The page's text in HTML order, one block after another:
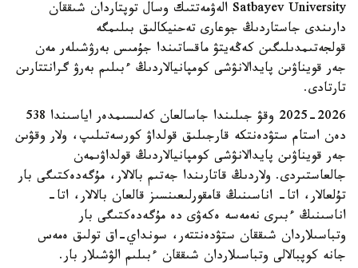
Satbayev University الەۋمەتتىك وسال توپتاردان شىققان
دارىندى جاستاردىڭ جوعارى تەحنيكالىق بىلىمگە
قولجەتىمدىلىگىن كەڭەيتۋ ماقساتىندا جۇمىس بەرۋشىلەر مەن
جەر قويناۋىن پايدالانۋشى كومپانيالاردىڭ ءبىلىم بەرۋ گرانتتارىن
تارتادى.
2025-2026 وقۋ جىلىندا جاسالعان كەلىسىمدەر اياسىندا 538
دەن استام ستۋدەنتكە قارجىلىق قولداۋ كورسەتىلىپ، ولار وقۋىن
جەر قويناۋىن پايدالانۋشى كومپانيالاردىڭ قولداۋىمەن
جالعاستىردى. ولاردىڭ قاتارىندا جەتىم بالالار، مۇگەدەكتىگى بار
تۇلعالار، اتا- اناسىنىڭ قامقورلىعىنسىز قالعان بالالار، اتا-
اناسىنىڭ ءبىرى نەمەسە ەكەۋى دە مۇگەدەكتىگى بار
وتباسىلاردان شىققان ستۋدەنتتەر، سونداي-اق تولىق ەمەس
جانە كوپبالالى وتباسىلاردان شىققان ءبىلىم الۋشىلار بار.